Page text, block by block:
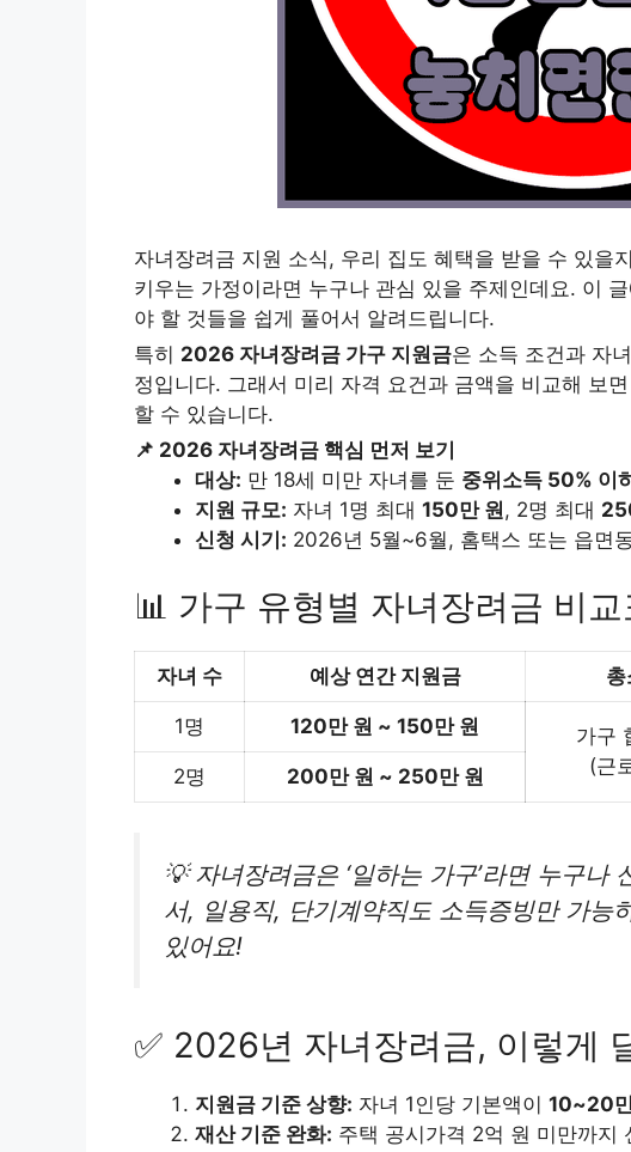
자녀장려금 지원 소식, 우리 집도 혜택을 받을 수 있을
키우는 가정이라면 누구나 관심 있을 주제인데요. 이
야 할 것들을 쉽게 풀어서 알려드립니다.
특히 2026 자녀장려금 가구 지원금은 소득 조건과 자
정입니다. 그래서 미리 자격 요건과 금액을 비교해 보
할 수 있습니다.
📌 2026 자녀장려금 핵심 먼저 보기
대상: 만 18세 미만 자녀를 둔 중위소득 50% 이
지원 규모: 자녀 1명 최대 150만 원, 2명 최대
신청 시기: 2026년 5월~6월, 홈택스 또는 읍면
📊 가구 유형별 자녀장려금 비교
자녀 수 예상 연간 지원금
1명 120만 원 ~ 150만 원
가구
(근
2명 200만 원 ~ 250만 원
💡 자녀장려금은 ‘일하는 가구’라면 누구
서, 일용직, 단기계약직도 소득증빙만 가능
있어요!
✅ 2026년 자녀장려금, 이렇게
지원금 기준 상향: 자녀 1인당 기본액이 10~20
재산 기준 완화: 주택 공시가격 2억 원 미만까지